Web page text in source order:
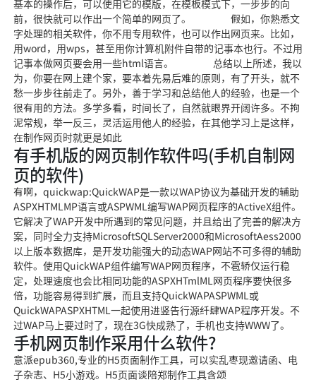
基本的操作后，可以使用它的模版，在模板模式下，一步步的向
前，很快就可以作出一个简单的网页了。 假如，你熟悉文
字处理的相关软件，你不用专用软件，也可以作出网页来。比如，
用word，用wps，甚至用你计算机附件自带的记事本也行。不过用
记事本做网页要会用一些html语言。 总结以上所述，我以
为，你要在网上建个家，要本着先易后难的原则，有了开头，就不
愁一步步往前走了。另外，善于学习和总结他人的经验，也是一个
很有用的方法。多学多看，时间长了，自然就眼界开阔许多。不拘
泥常规，举一反三，灵活运用他人的经验，在其他学习上是这样，
在制作网页时就更是如此
有手机版的网页制作软件吗(手机自制网
页的软件)
有啊，quickwap:QuickWAP是一款以WAP协议为基础开发的辅助
ASPXHTMLMP语言或ASPWML编写WAP网页程序的ActiveX组件。
它解决了WAP开发中所遇到的常见问题，并且给出了完善的解决方
案，同时全力支持MicrosoftSQLServer2000和MicrosoftAess2000
以上版本数据库，是开发功能强大的动态WAP网站不可多得的辅助
软件。使用QuickWAP组件编写WAP网页程序，不雹轿仅运行稳
定，处理速度也会比相同功能的ASPXHTmlML网页程序要快很多
倍，功能容易得到扩展，而且支持QuickWAPASPWML或
QuickWAPASPXHTML一起使用进竖告行源纤肆WAP程序开发。不
过WAP马上要过时了，现在3G快成熟了，手机也支持WWW了。
手机网页制作采用什么软件?
意派epub360,专业的H5页面制作工具，可以实乱枣现邀请函、电
子杂志、H5小游戏。H5页面谈陪郑制作工具含颂